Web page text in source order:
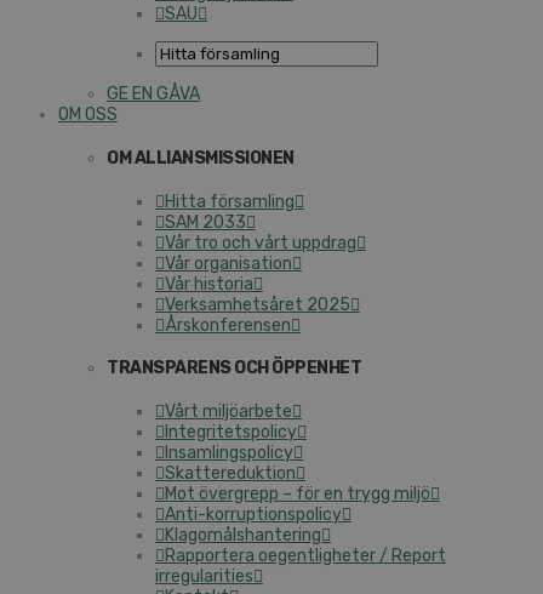
SAU
GE EN GÅVA
OM OSS
OM ALLIANSMISSIONEN
Hitta församling
SAM 2033
Vår tro och vårt uppdrag
Vår organisation
Vår historia
Verksamhetsåret 2025
Årskonferensen
TRANSPARENS OCH ÖPPENHET
Vårt miljöarbete
Integritetspolicy
Insamlingspolicy
Skattereduktion
Mot övergrepp – för en trygg miljö
Anti-korruptionspolicy
Klagomålshantering
Rapportera oegentligheter / Report
irregularities